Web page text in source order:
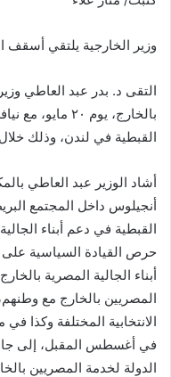
وزير الخارجية يلتقي أسقف
التقى د. بدر عبد العاطي
بالخارج، يوم ٢٠
القبطية في لندن، وذلك
أشاد الوزير عبد العاطي
أنجيلوس داخل المجتمع
القبطية في دعم أبناء
حرص القيادة السياسية على
أبناء الجالية المصرية
المصريين بالخارج مع
الانتخابية المختلفة وكذا
في أغسطس المقبل، إلى
الدولة لخدمة المصريين